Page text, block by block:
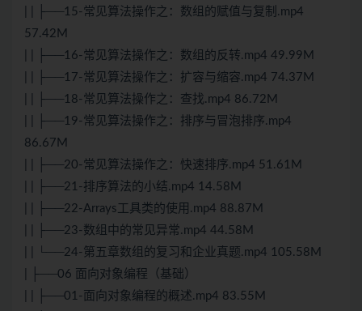
| | ├──15-常见算法操作之：数组的赋值与复制.mp4
57.42M
| | ├──16-常见算法操作之：数组的反转.mp4 49.99M
| | ├──17-常见算法操作之：扩容与缩容.mp4 74.37M
| | ├──18-常见算法操作之：查找.mp4 86.72M
| | ├──19-常见算法操作之：排序与冒泡排序.mp4
86.67M
| | ├──20-常见算法操作之：快速排序.mp4 51.61M
| | ├──21-排序算法的小结.mp4 14.58M
| | ├──22-Arrays工具类的使用.mp4 88.87M
| | ├──23-数组中的常见异常.mp4 44.58M
| | └──24-第五章数组的复习和企业真题.mp4 105.58M
| ├──06 面向对象编程（基础）
| | ├──01-面向对象编程的概述.mp4 83.55M